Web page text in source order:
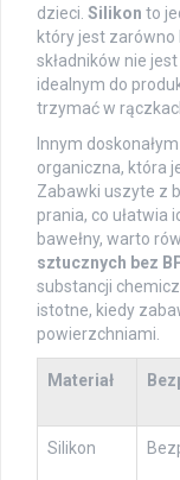
dzieci. Silikon to
który jest zarówno
składników nie
idealnym do
trzymać w
Innym
organiczna, która
Zabawki uszyte z
prania, co ułatwia
bawełny, warto
sztucznych bez
substancji
istotne, kiedy
powierzchniami.
Materiał
Silikon